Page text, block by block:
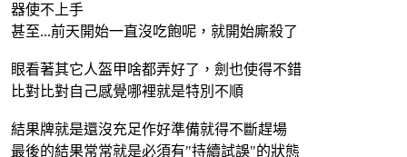
器使不上手
甚至...前天開始一直沒吃飽呢，就開始廝殺了
眼看著其它人盔甲啥都弄好了，劍也使得不錯
比對比對自己感覺哪裡就是特別不順
結果牌就是還沒充足作好準備就得不斷趕場
最後的結果常常就是必須有"持續試誤"的狀態